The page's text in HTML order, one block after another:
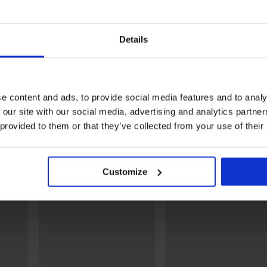
Details
content and ads, to provide social media features and to
site with our social media, advertising and analytics
to them or that they’ve collected from your use of
Customize
Разпродажба
Отстъпка -70%
Разпродажба
Открийте подобни артикули